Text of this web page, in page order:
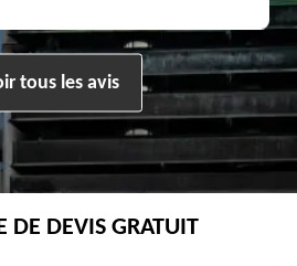
tous les avis
DE DEVIS GRATUIT